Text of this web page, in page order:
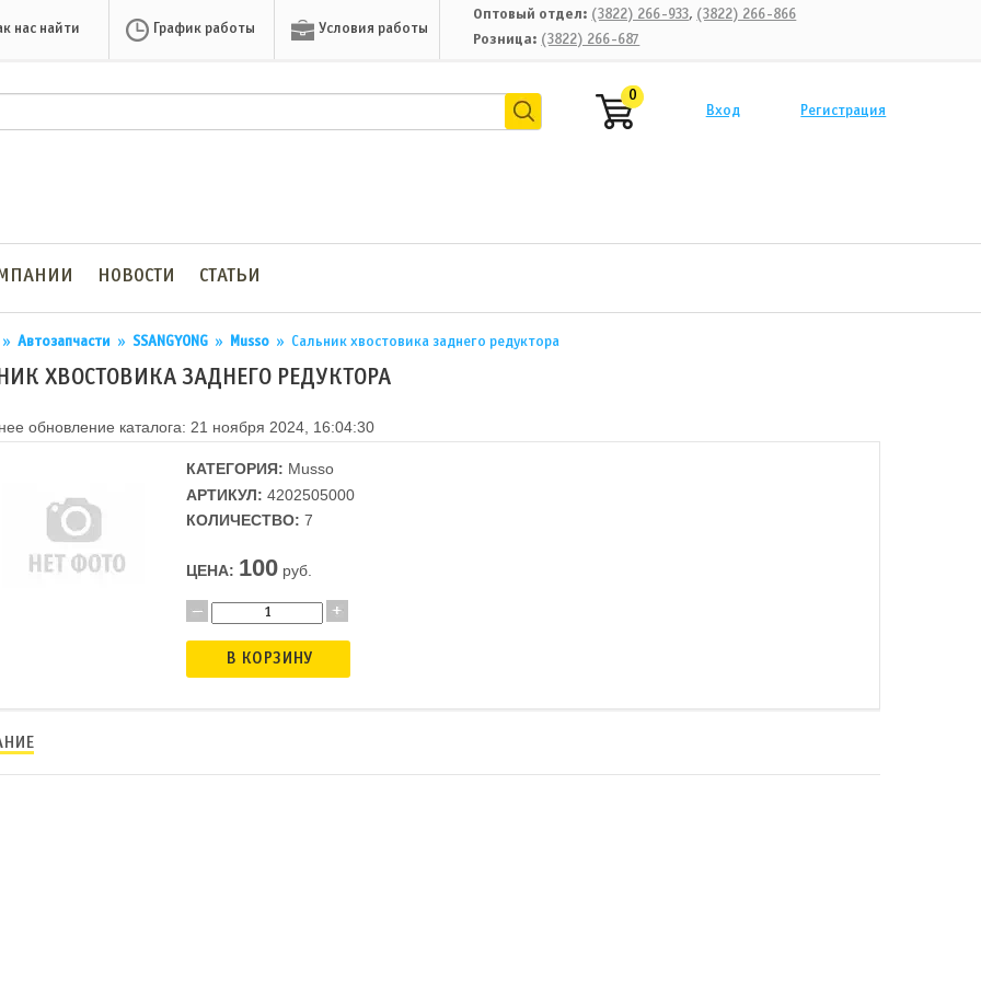
нас найти График работы Условия работы
Оптовый отдел: (3822) 266-933, (3822) 266-866
Розница: (3822) 266-687
0
Вход
Регистрация
НОВОСТИ СТАТЬИ
» Автозапчасти » SSANGYONG » Musso » Сальник хвостовика заднего редуктора
ХВОСТОВИКА ЗАДНЕГО РЕДУКТОРА
обновление каталога: 21 ноября 2024, 16:04:30
КАТЕГОРИЯ: Musso
АРТИКУЛ: 4202505000
КОЛИЧЕСТВО: 7
ЦЕНА: 100 руб.
В КОРЗИНУ